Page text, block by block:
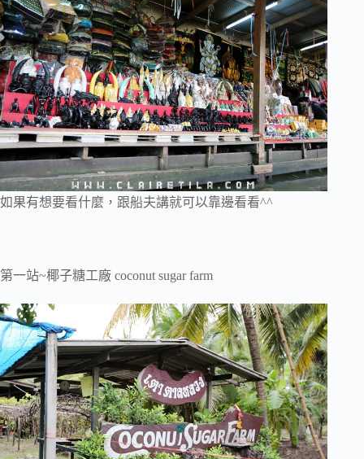
如果有想要看什麼，跟船夫講就可以靠邊看看^^
第一站~椰子糖工廠 coconut sugar farm